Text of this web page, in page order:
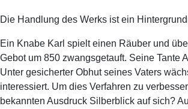
Die Handlung des Werks ist ein
Ein Knabe Karl spielt einen Räuber und
Gebot um 850 zwangsgetauft. Seine Tante
Unter gesicherter Obhut seines Vaters
interessiert. Um dies Verfahren zu
bekannten Ausdruck Silberblick auf sich?